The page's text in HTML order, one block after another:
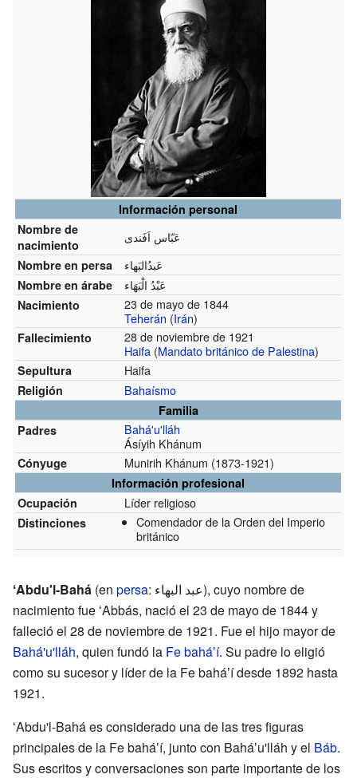
Información personal
Nombre de
nacimiento
عَبّاس اَفَندی
Nombre en persa عَبدُالبَهاء
Nombre en árabe عَبْدُ الْبَهَاء
Nacimiento
23 de mayo de 1844
Teherán (Irán)
Fallecimiento
28 de noviembre de 1921
Haifa (Mandato británico de Palestina)
Sepultura Haifa
Religión Bahaísmo
Familia
Padres
Bahá'u'lláh
Ásíyih Khánum
Cónyuge Munirih Khánum (1873-1921)
Información profesional
Ocupación
Líder religioso
Distinciones
Comendador de la Orden del Imperio
británico
ʻAbdu'l-Bahá (en persa: عبد البهاء‎), cuyo nombre de
nacimiento fue ʻAbbás, nació el 23 de mayo de 1844 y
falleció el 28 de noviembre de 1921. Fue el hijo mayor de
Bahá'u'lláh, quien fundó la Fe baháʼí. Su padre lo eligió
como su sucesor y líder de la Fe baháʼí desde 1892 hasta
1921.
ʻAbdu'l-Bahá es considerado una de las tres figuras
principales de la Fe baháʼí, junto con Baháʼu'lláh y el Báb.
Sus escritos y conversaciones son parte importante de los